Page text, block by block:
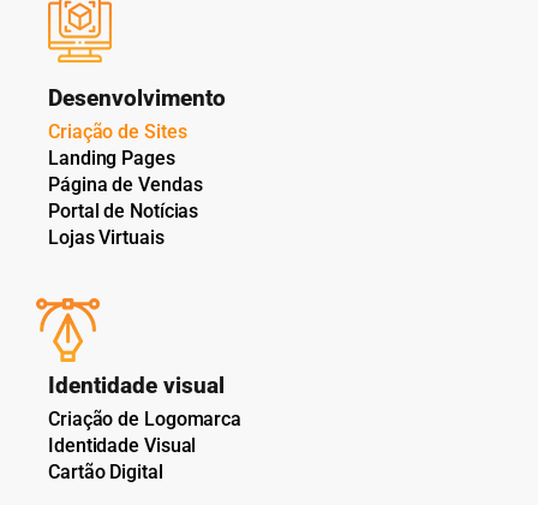
Desenvolvimento
Criação de Sites
Landing Pages
Página de Vendas
Portal de Notícias
Lojas Virtuais
Identidade visual
Criação de Logomarca
Identidade Visual
Cartão Digital